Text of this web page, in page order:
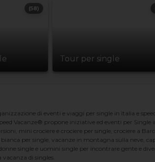
(58)
Tour per single
di eventi e viaggi per single in Italia e
Vacanze® propone iniziative ed eventi per Single
mini crociere e crociere per single, crociere a
per single, vacanze in montagna sulla neve,
single e uomini single per incontrare gente e
di singles.